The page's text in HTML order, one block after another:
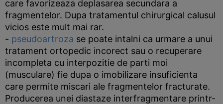
care favorizeaza deplasarea secundara a
fragmentelor. Dupa tratamentul chirurgical calusul
vicios este mult mai rar.
- pseudoartroza se poate intalni ca urmare a unui
tratament ortopedic incorect sau o recuperare
incompleta cu interpozitie de parti moi
(musculare) fie dupa o imobilizare insuficienta
care permite miscari ale fragmentelor fracturate.
Producerea unei diastaze interfragmentare printr-